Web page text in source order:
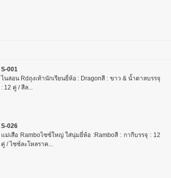
S-001
ไนล่อน Rdถุงเท้านักเรียนยี่ห้อ : Dragonสี : ขาว & น้ำตาลบรรจุ
: 12 คู่ / สีล...
S-026
แม่เสือ Ramboไซซ์ใหญ่ ใส่นุ่มยี่ห้อ :Ramboสี : กากีบรรจุ : 12
คู่ / ไซซ์ละโหลราค...